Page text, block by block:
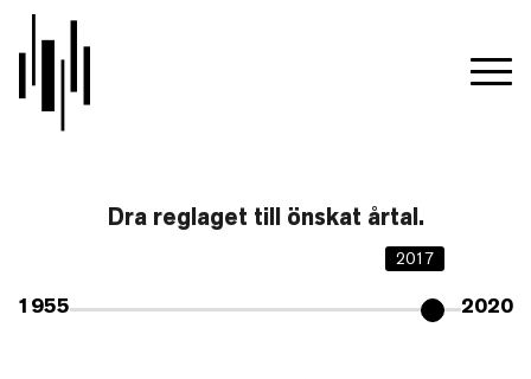
Dra reglaget till önskat årtal.
1955
2017
2020